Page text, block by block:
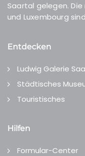
Saartal gelegen.
und Luxembourg
Entdecken
Ludwig Galerie
Städtisches
Touristisches
Hilfen
Formular-Center